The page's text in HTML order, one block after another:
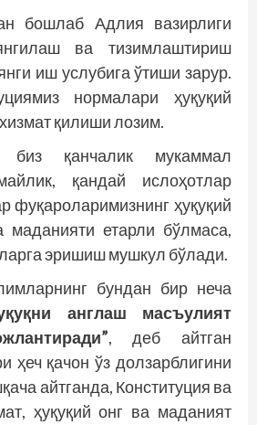
бошлаб Адлия вазирлиги
ва тизимлаштириш
иш услубига ўтиши зарур.
нормалари ҳуқуқий
қилиши лозим.
қанчалик мукаммал
қандай ислоҳотлар
фуқароларимизнинг ҳуқуқий
маданияти етарли бўлмаса,
эришиш мушкул бўлади.
бундан бир неча
англаш масъулият
, деб айтган
ҳеч қачон ўз долзарблигини
айтганда, Конституция ва
ҳуқуқий онг ва маданият